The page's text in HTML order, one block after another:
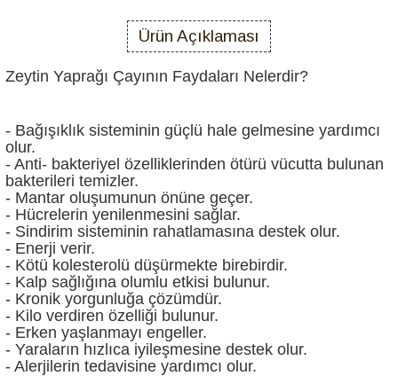
Ürün Açıklaması
Zeytin Yaprağı Çayının Faydaları Nelerdir?
- Bağışıklık sisteminin güçlü hale gelmesine yardımcı
olur.
- Anti- bakteriyel özelliklerinden ötürü vücutta bulunan
bakterileri temizler.
- Mantar oluşumunun önüne geçer.
- Hücrelerin yenilenmesini sağlar.
- Sindirim sisteminin rahatlamasına destek olur.
- Enerji verir.
- Kötü kolesterolü düşürmekte birebirdir.
- Kalp sağlığına olumlu etkisi bulunur.
- Kronik yorgunluğa çözümdür.
- Kilo verdiren özelliği bulunur.
- Erken yaşlanmayı engeller.
- Yaraların hızlıca iyileşmesine destek olur.
- Alerjilerin tedavisine yardımcı olur.